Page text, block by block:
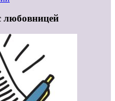
любовницей